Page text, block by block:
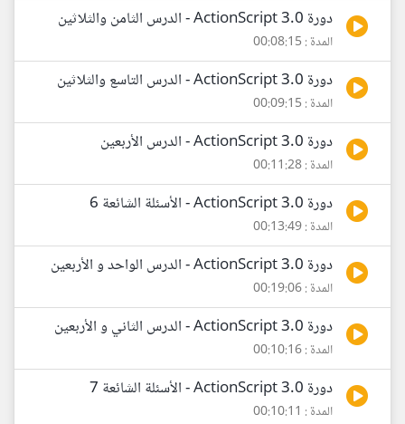
دورة ActionScript 3.0 - الدرس الثامن والثلاثين
المدة : 00:08:15
دورة ActionScript 3.0 - الدرس التاسع والثلاثين
المدة : 00:09:15
دورة ActionScript 3.0 - الدرس الأربعين
المدة : 00:11:28
دورة ActionScript 3.0 - الأسئلة الشائعة 6
المدة : 00:13:49
دورة ActionScript 3.0 - الدرس الواحد و الأربعين
المدة : 00:19:06
دورة ActionScript 3.0 - الدرس الثاني و الأربعين
المدة : 00:10:16
دورة ActionScript 3.0 - الأسئلة الشائعة 7
المدة : 00:10:11